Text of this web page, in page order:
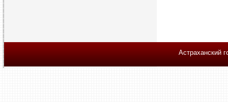
Астраханский